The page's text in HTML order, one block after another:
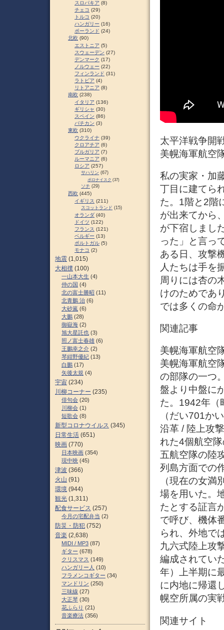
太平洋戦争開
美幌海軍航空
私の実家・加
丁目に建てら
た。1階と2階
が出来てから
が下宿しまし
った」と言っ
ある日、攻撃
人たちは手を
周りには杏の
けのためであ
では多くの命
関連記事
美幌海軍航空
美幌海軍航空
の部隊の一つ
盤より中盤に
た。1942年（
（だい701か
沿革 / 陸上攻
れた4個航空
五航空隊の陸
列島方面での
（現在の女
場を用いた。
たとする証言
で呼び、機体
られ、外地で
九六式陸上攻
編成されてい
年）上半期に
に内地に帰還
幌空所属の実
関連サイト
スロパキア (8)
チェコ (29)
トルコ (20)
ハンガリー (16)
ポーランド (24)
北欧 (90)
エストニア (5)
スウェーデン (27)
デンマーク (17)
ノルウェー (22)
フィンランド (31)
ラトビア (4)
リトアニア (8)
南欧 (238)
イタリア (136)
ギリシャ (30)
スペイン (86)
バチカン (3)
東欧 (310)
ウクライナ (39)
クロアチア (6)
ブルガリア (7)
ルーマニア (6)
ロシア (257)
サハリン (67)
ポロナイスク (37)
ソチ (29)
西欧 (445)
イギリス (211)
スコットランド (15)
オランダ (40)
ドイツ (122)
フランス (121)
ベルギー (13)
ポルトガル (5)
モナコ (2)
地震 (1,015)
大相撲 (100)
一山本大生 (4)
仲の国 (4)
北の富士勝昭 (11)
北青鵬 治 (6)
大砂嵐 (6)
大鵬 (28)
御嶽海 (2)
旭大星託也 (3)
照ノ富士春雄 (6)
王鵬幸之介 (2)
琴紺野優紀 (13)
白鵬 (17)
矢後太規 (4)
宇宙 (234)
川柳コーナー (235)
俳句会 (20)
川柳会 (1)
短歌会 (8)
新型コロナウイルス (345)
日常生活 (651)
映画 (770)
日本映画 (354)
現中映 (45)
津波 (366)
火山 (91)
環境 (944)
観光 (1,311)
配食サービス (257)
今月の宅配弁当 (2)
防災・防犯 (752)
音楽 (2,638)
MIDI / MP3 (87)
ギター (678)
クリスマス (149)
ハンガリー人 (10)
フラメンコギター (34)
マンドリン (250)
三味線 (27)
大正琴 (30)
花ふらり (21)
音楽療法 (356)